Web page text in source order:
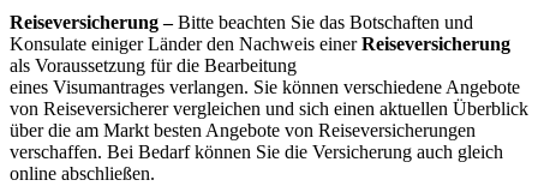
Reiseversicherung –Bitte beachten Sie das Botschaften und
Konsulate einiger Länder den Nachweis einerReiseversicherung
als Voraussetzung für die Bearbeitung
eines Visumantrages verlangen. Sie können verschiedene Angebote
von Reiseversicherer vergleichen und sich einen aktuellen Überblick
über die am Markt besten Angebote von Reiseversicherungen
verschaffen. Bei Bedarf können Sie die Versicherung auch gleich
online abschließen.